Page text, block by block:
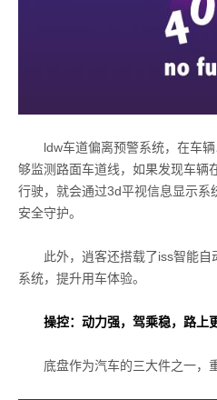
ldw车道偏离预警系统，在车
够监测路面车道线，如果发现车辆
行驶，就会通过3d平视信息显示系
安全守护。
此外，逍客还搭载了iss智能
系统，提升用车体验。
操控：动力强，驾乘稳，路上
底盘作为汽车的三大件之一，